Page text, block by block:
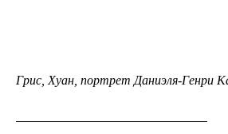
Грис, Хуан, портрет Даниэля-Генри